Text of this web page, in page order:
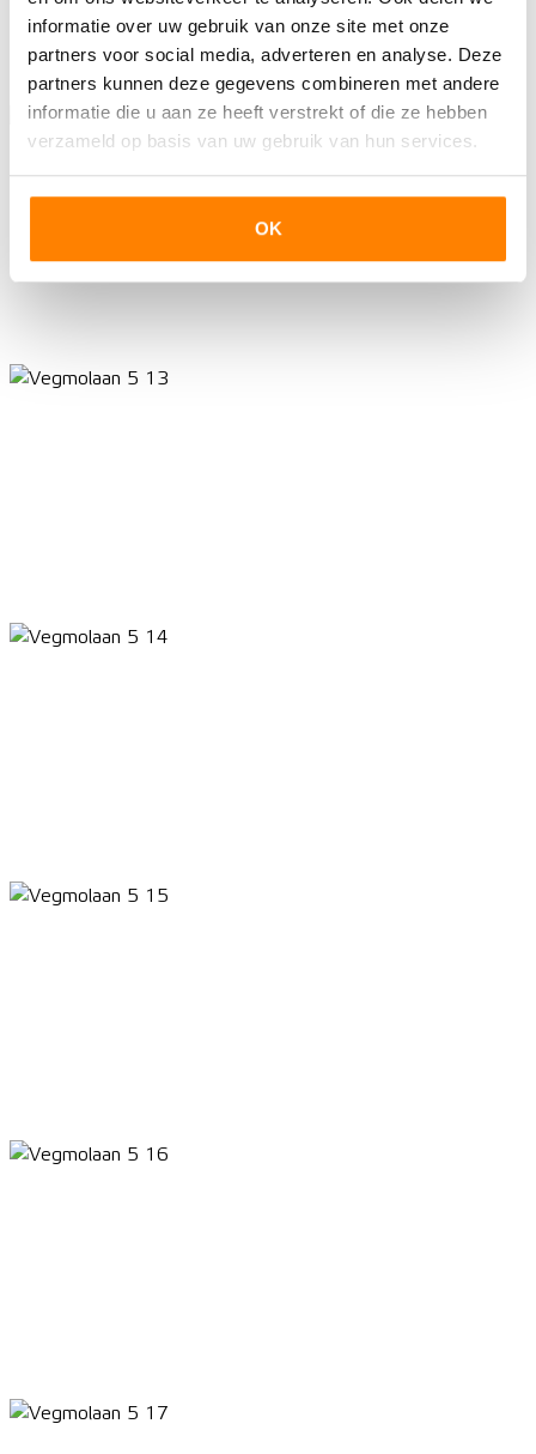
informatie over uw gebruik van onze site met onze
partners voor social media, adverteren en analyse. Deze
partners kunnen deze gegevens combineren met andere
informatie die u aan ze heeft verstrekt of die ze hebben
verzameld op basis van uw gebruik van hun services.
OK